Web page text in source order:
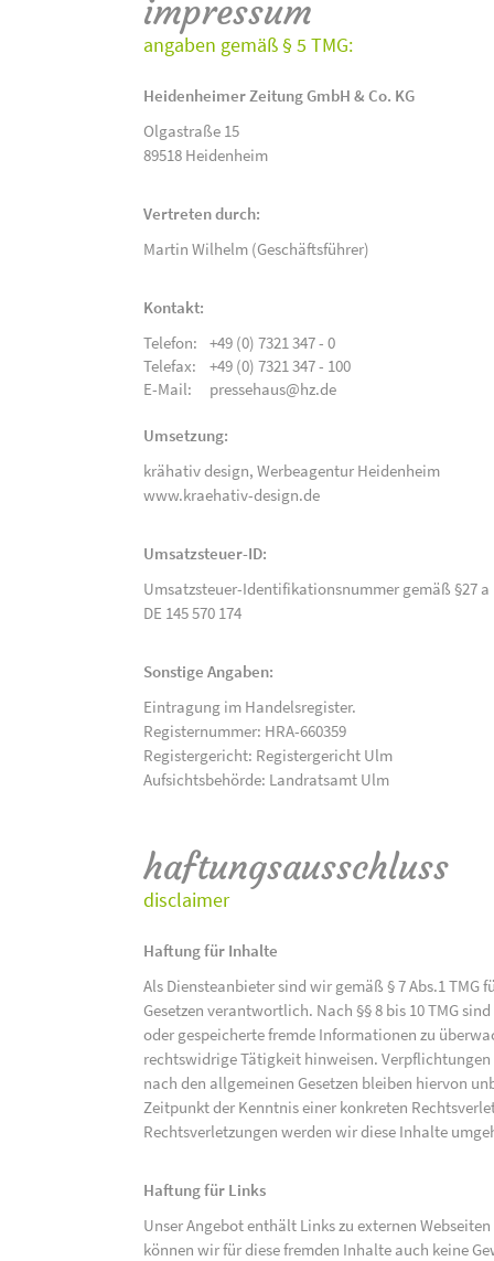
impressum
angaben gemäß § 5 TMG:
Heidenheimer Zeitung GmbH & Co. KG
Olgastraße 15
89518 Heidenheim
Vertreten durch:
Martin Wilhelm (Geschäftsführer)
Kontakt:
Telefon:
+49 (0) 7321 347 - 0
Telefax:
+49 (0) 7321 347 - 100
E-Mail:
pressehaus@hz.de
Umsetzung:
krähativ design, Werbeagentur Heidenheim
www.kraehativ-design.de
Umsatzsteuer-ID:
Umsatzsteuer-Identifikationsnummer gemäß §27 a
DE 145 570 174
Sonstige Angaben:
Eintragung im Handelsregister.
Registernummer: HRA-660359
Registergericht: Registergericht Ulm
Aufsichtsbehörde: Landratsamt Ulm
haftungsausschluss
disclaimer
Haftung für Inhalte
Als Diensteanbieter sind wir gemäß § 7 Abs.1
Gesetzen verantwortlich. Nach §§ 8 bis 10 TMG
oder gespeicherte fremde Informationen zu
rechtswidrige Tätigkeit hinweisen.
nach den allgemeinen Gesetzen bleiben hiervon
Zeitpunkt der Kenntnis einer konkreten
Rechtsverletzungen werden wir diese Inhalte
Haftung für Links
Unser Angebot enthält Links zu externen
können wir für diese fremden Inhalte auch keine